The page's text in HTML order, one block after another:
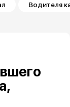
Водителя